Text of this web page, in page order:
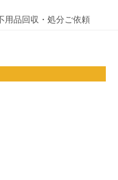
用品回収・処分ご依頼